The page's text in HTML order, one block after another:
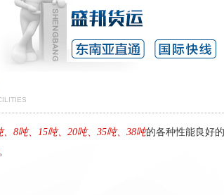
、8吨、15吨、20吨、35吨、38吨的各种性能良好
。